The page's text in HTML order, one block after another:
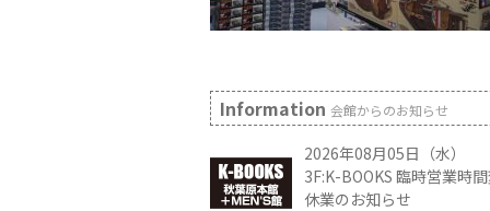
Information 会館からのお知らせ
2026年08月05日（水）
3F:K-BOOKS 臨時営業時
休業のお知らせ